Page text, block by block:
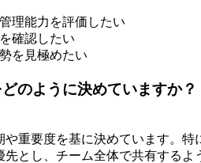
理能力を評価したい
確認したい
を見極めたい
のように決めていますか？
や重要度を基に決めています。特
先とし、チーム全体で共有するよ